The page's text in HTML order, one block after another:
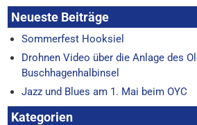
Neueste Beiträge
Sommerfest Hooksiel
Drohnen Video über die Anlage des
Buschhagenhalbinsel
Jazz und Blues am 1. Mai beim OYC
Kategorien